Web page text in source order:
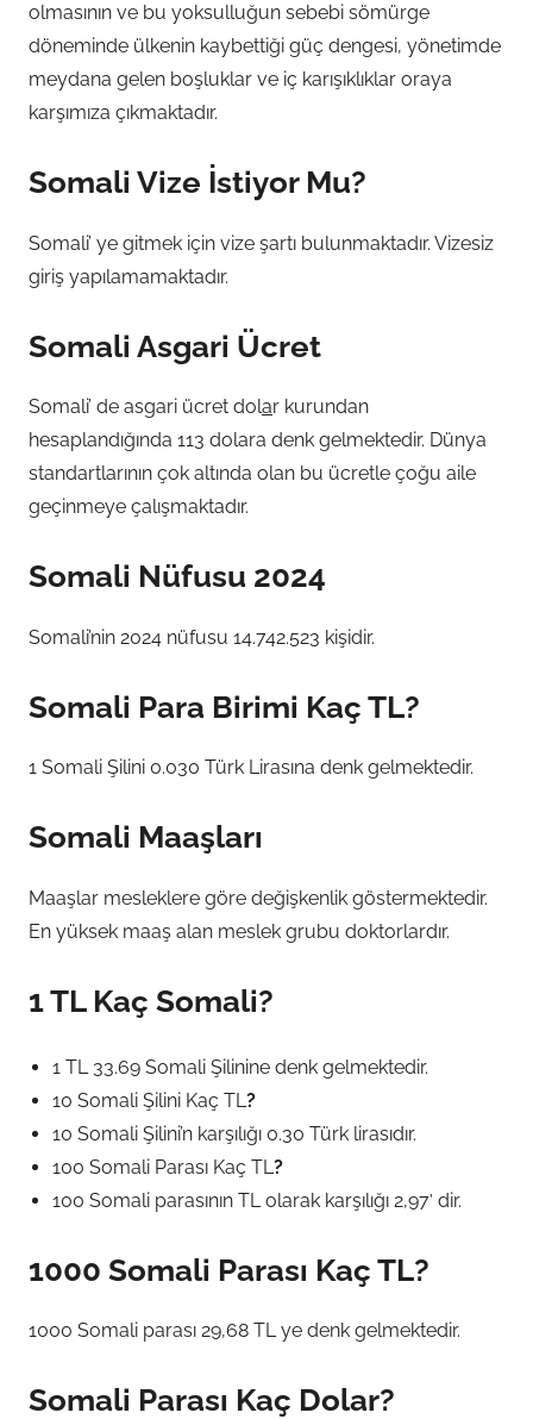
olmasının ve bu yoksulluğun sebebi sömürge
döneminde ülkenin kaybettiği güç dengesi, yönetimde
meydana gelen boşluklar ve iç karışıklıklar oraya
karşımıza çıkmaktadır.
Somali Vize İstiyor Mu?
Somali’ ye gitmek için vize şartı bulunmaktadır. Vizesiz
giriş yapılamamaktadır.
Somali Asgari Ücret
Somali’ de asgari ücret dolar kurundan
hesaplandığında 113 dolara denk gelmektedir. Dünya
standartlarının çok altında olan bu ücretle çoğu aile
geçinmeye çalışmaktadır.
Somali Nüfusu 2024
Somali’nin 2024 nüfusu 14.742.523 kişidir.
Somali Para Birimi Kaç TL?
1 Somali Şilini 0.030 Türk Lirasına denk gelmektedir.
Somali Maaşları
Maaşlar mesleklere göre değişkenlik göstermektedir.
En yüksek maaş alan meslek grubu doktorlardır.
1 TL Kaç Somali?
1 TL 33.69 Somali Şilinine denk gelmektedir.
10 Somali Şilini Kaç TL ?
10 Somali Şilini’n karşılığı 0.30 Türk lirasıdır.
100 Somali Parası Kaç TL ?
100 Somali parasının TL olarak karşılığı 2,97′ dir.
1000 Somali Parası Kaç TL?
1000 Somali parası 29,68 TL ye denk gelmektedir.
Somali Parası Kaç Dolar?